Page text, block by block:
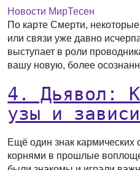
Новости МирТесен
По карте Смерти,
или связи уже давно
выступает в роли
вашу новую, более
4. Дьявол:
узы и
Ещё один знак
корнями в прошлые